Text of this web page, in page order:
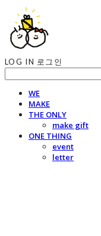
LOG IN 로그인
WE
MAKE
THE ONLY
make gift
ONE THING
event
letter